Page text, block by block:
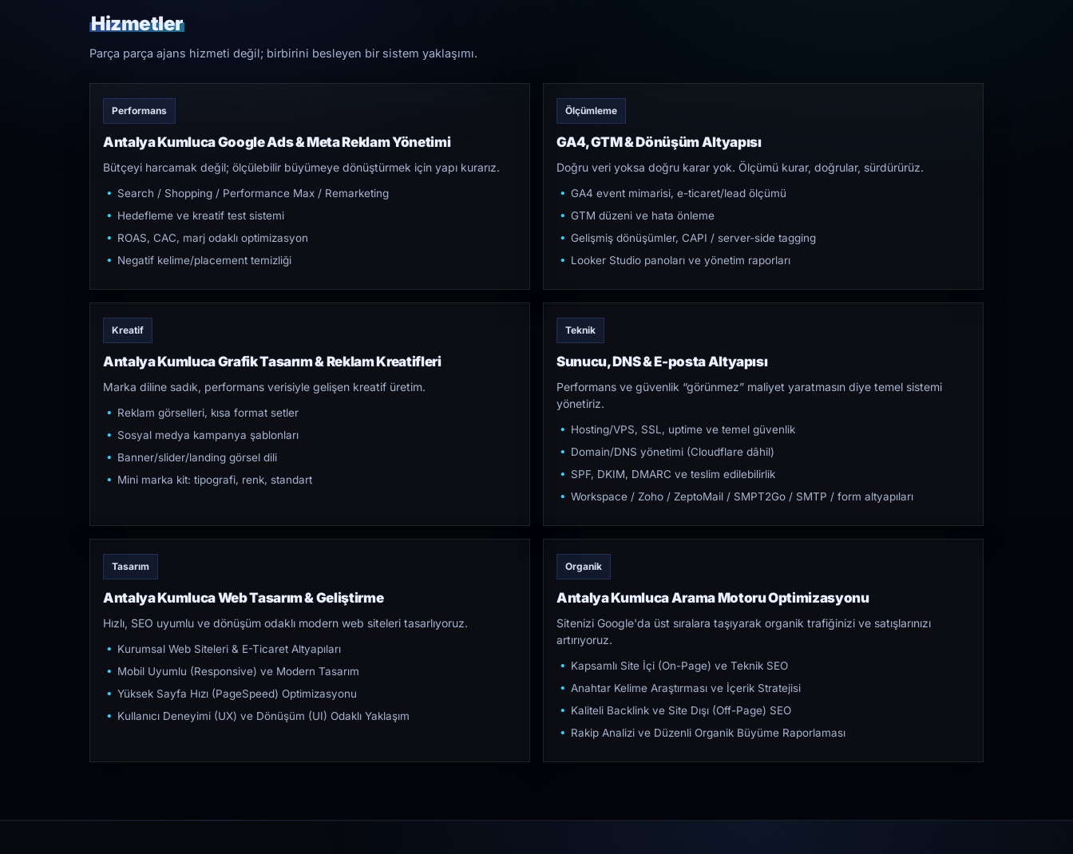
Hizmetler
Parça parça ajans hizmeti değil; birbirini besleyen bir sistem yaklaşımı.
Performans
Antalya Kumluca Google Ads & Meta Reklam Yönetimi
Bütçeyi harcamak değil; ölçülebilir büyümeye dönüştürmek için yapı kurarız.
Search / Shopping / Performance Max / Remarketing
Hedefleme ve kreatif test sistemi
ROAS, CAC, marj odaklı optimizasyon
Negatif kelime/placement temizliği
Ölçümleme
GA4, GTM & Dönüşüm Altyapısı
Doğru veri yoksa doğru karar yok. Ölçümü kurar, doğrular, sürdürürüz.
GA4 event mimarisi, e-ticaret/lead ölçümü
GTM düzeni ve hata önleme
Gelişmiş dönüşümler, CAPI / server-side tagging
Looker Studio panoları ve yönetim raporları
Kreatif
Antalya Kumluca Grafik Tasarım & Reklam Kreatifleri
Marka diline sadık, performans verisiyle gelişen kreatif üretim.
Reklam görselleri, kısa format setler
Sosyal medya kampanya şablonları
Banner/slider/landing görsel dili
Mini marka kit: tipografi, renk, standart
Teknik
Sunucu, DNS & E-posta Altyapısı
Performans ve güvenlik “görünmez” maliyet yaratmasın diye temel sistemi
yönetiriz.
Hosting/VPS, SSL, uptime ve temel güvenlik
Domain/DNS yönetimi (Cloudflare dâhil)
SPF, DKIM, DMARC ve teslim edilebilirlik
Workspace / Zoho / ZeptoMail / SMPT2Go / SMTP / form altyapıları
Tasarım
Antalya Kumluca Web Tasarım & Geliştirme
Hızlı, SEO uyumlu ve dönüşüm odaklı modern web siteleri tasarlıyoruz.
Kurumsal Web Siteleri & E-Ticaret Altyapıları
Mobil Uyumlu (Responsive) ve Modern Tasarım
Yüksek Sayfa Hızı (PageSpeed) Optimizasyonu
Kullanıcı Deneyimi (UX) ve Dönüşüm (UI) Odaklı Yaklaşım
Organik
Antalya Kumluca Arama Motoru Optimizasyonu
Sitenizi Google'da üst sıralara taşıyarak organik trafiğinizi ve satışlarınızı
artırıyoruz.
Kapsamlı Site İçi (On-Page) ve Teknik SEO
Anahtar Kelime Araştırması ve İçerik Stratejisi
Kaliteli Backlink ve Site Dışı (Off-Page) SEO
Rakip Analizi ve Düzenli Organik Büyüme Raporlaması